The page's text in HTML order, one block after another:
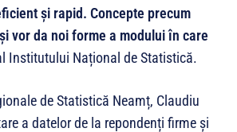
și rapid. Concepte precum
vor da noi forme a modului în care
Institutului Național de Statistică.
de Statistică Neamț, Claudiu
a datelor de la repondenți firme și